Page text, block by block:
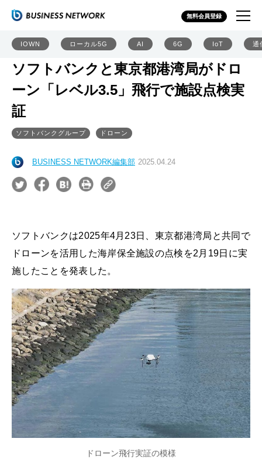
無料会員登録
IOWN ローカル5G AI 6G IoT 通
ソフトバンクと東京都港湾局がドロ
ーン「レベル3.5」飛行で施設点検実
証
ソフトバンクグループ ドローン
BUSINESS NETWORK編集部 2025.04.24
ソフトバンクは2025年4月23日、東京都港湾局と共同で
ドローンを活用した海岸保全施設の点検を2月19日に実
施したことを発表した。
ドローン飛行実証の模様